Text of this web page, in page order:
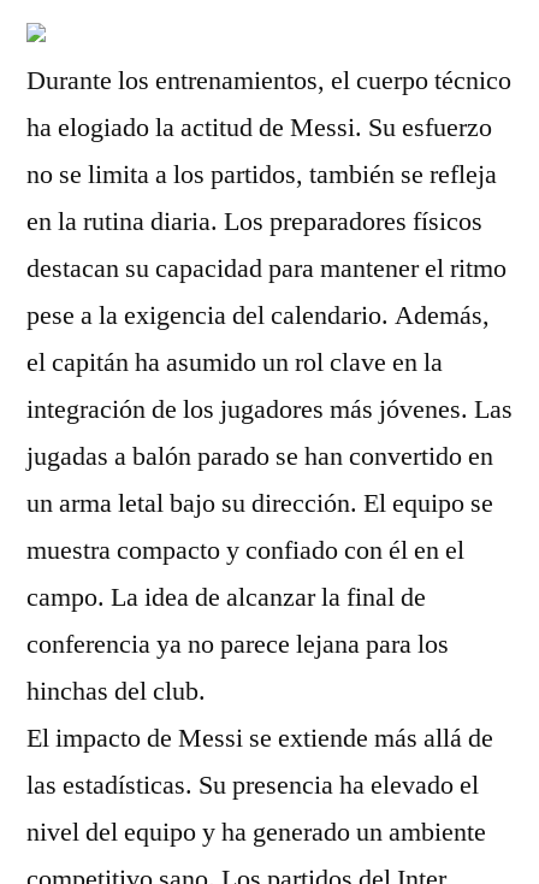
Durante los entrenamientos, el cuerpo técnico
ha elogiado la actitud de Messi. Su esfuerzo
no se limita a los partidos, también se refleja
en la rutina diaria. Los preparadores físicos
destacan su capacidad para mantener el ritmo
pese a la exigencia del calendario. Además,
el capitán ha asumido un rol clave en la
integración de los jugadores más jóvenes. Las
jugadas a balón parado se han convertido en
un arma letal bajo su dirección. El equipo se
muestra compacto y confiado con él en el
campo. La idea de alcanzar la final de
conferencia ya no parece lejana para los
hinchas del club.
El impacto de Messi se extiende más allá de
las estadísticas. Su presencia ha elevado el
nivel del equipo y ha generado un ambiente